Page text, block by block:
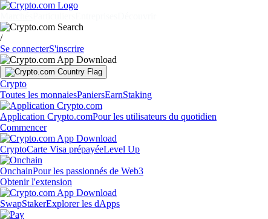
/
Se connecterS'inscrire
Crypto
Toutes les monnaiesPaniersEarnStaking
Application Crypto.comPour les utilisateurs du quotidien
Commencer
CryptoCarte Visa prépayéeLevel Up
OnchainPour les passionnés de Web3
Obtenir l'extension
SwapStakerExplorer les dApps